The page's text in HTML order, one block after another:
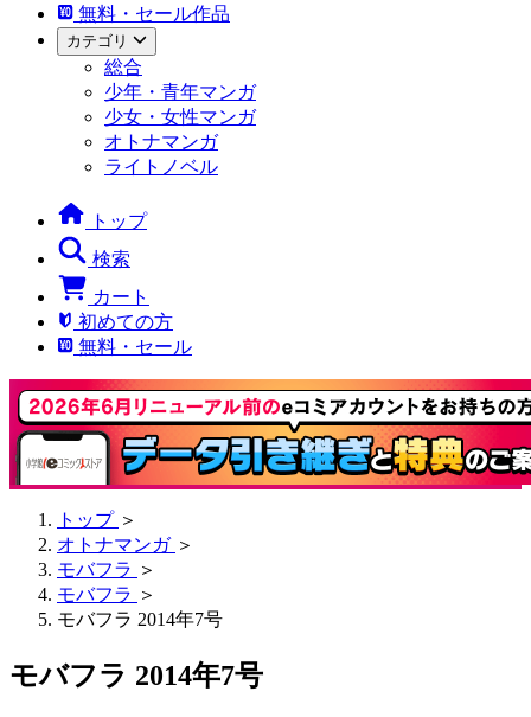
無料・セール作品
カテゴリ
総合
少年・青年マンガ
少女・女性マンガ
オトナマンガ
ライトノベル
トップ
検索
カート
初めての方
無料・セール
トップ ＞
オトナマンガ ＞
モバフラ ＞
モバフラ ＞
モバフラ 2014年7号
モバフラ 2014年7号